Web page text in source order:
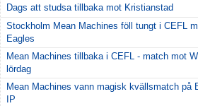
Dags att studsa tillbaka mot Kristianstad
Stockholm Mean Machines föll tungt i CEFL
Eagles
Mean Machines tillbaka i CEFL - match mot
lördag
Mean Machines vann magisk kvällsmatch på
IP